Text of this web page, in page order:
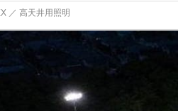
／ 高天井用照明